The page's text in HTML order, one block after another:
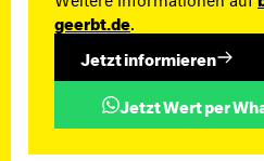
geerbt.de
Jetzt informieren
Jetzt Wert per